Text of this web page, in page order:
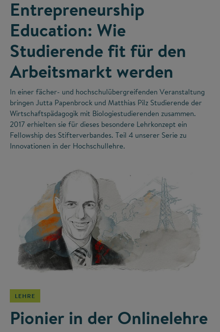
Entrepreneurship
Education: Wie
Studierende fit für den
Arbeitsmarkt werden
In einer fächer- und hochschulübergreifenden Veranstaltung
bringen Jutta Papenbrock und Matthias Pilz Studierende der
Wirtschaftspädagogik mit Biologiestudierenden zusammen.
2017 erhielten sie für dieses besondere Lehrkonzept ein
Fellowship des Stifterverbandes. Teil 4 unserer Serie zu
Innovationen in der Hochschullehre.
©
LEHRE
Pionier in der Onlinelehre